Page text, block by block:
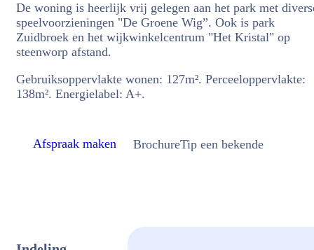
De woning is heerlijk vrij gelegen aan het park met
speelvoorzieningen "De Groene Wig”. Ook is park
Zuidbroek en het wijkwinkelcentrum "Het Kristal" op
steenworp afstand.
Gebruiksoppervlakte wonen: 127m². Perceeloppervlakte:
138m². Energielabel: A+.
Afspraak maken BrochureTip een bekende